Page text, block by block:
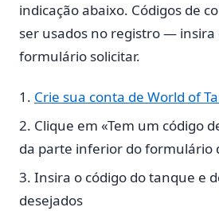
indicação abaixo. Códigos de
ser usados no registro — insira
formulário solicitar.
Crie sua conta de World of
Clique em «Tem um código
da parte inferior do formulário
Insira o código do tanque e
desejados